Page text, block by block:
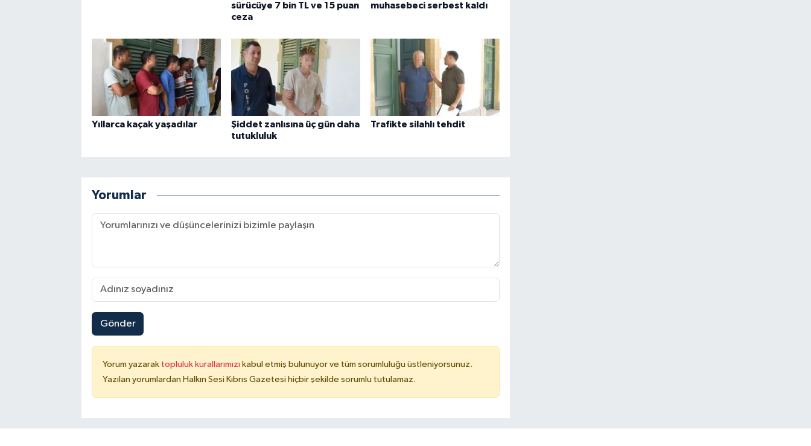
sürücüye 7 bin TL ve 15 puan
ceza
muhasebeci serbest kaldı
Yıllarca kaçak yaşadılar
Şiddet zanlısına üç gün daha
tutukluluk
Trafikte silahlı tehdit
Yorumlar
Gönder
Yorum yazarak topluluk kurallarımızı kabul etmiş bulunuyor ve tüm sorumluluğu üstleniyorsunuz.
Yazılan yorumlardan Halkın Sesi Kıbrıs Gazetesi hiçbir şekilde sorumlu tutulamaz.